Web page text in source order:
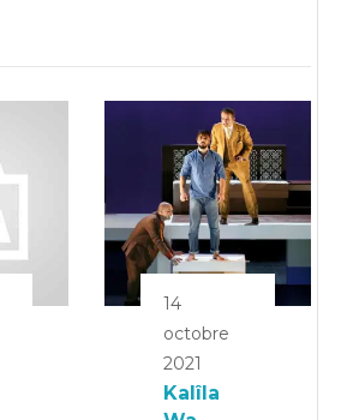
14
octobre
2021
Kalîla